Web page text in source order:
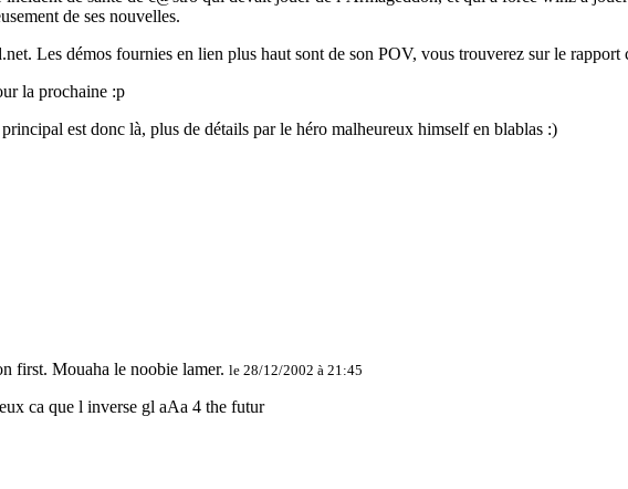
de ses nouvelles.
Les démos fournies en lien plus haut sont de son POV, vous trouverez sur le rapport
la prochaine :p
est donc là, plus de détails par le héro malheureux himself en blablas :)
le 28/12/2002 à 21:45
ca que l inverse gl aAa 4 the futur